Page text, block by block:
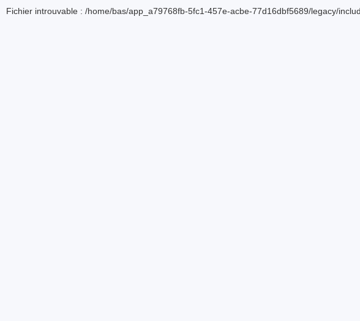
Fichier introuvable : /home/bas/app_a79768fb-5fc1-457e-acbe-77d16dbf5689/legacy/